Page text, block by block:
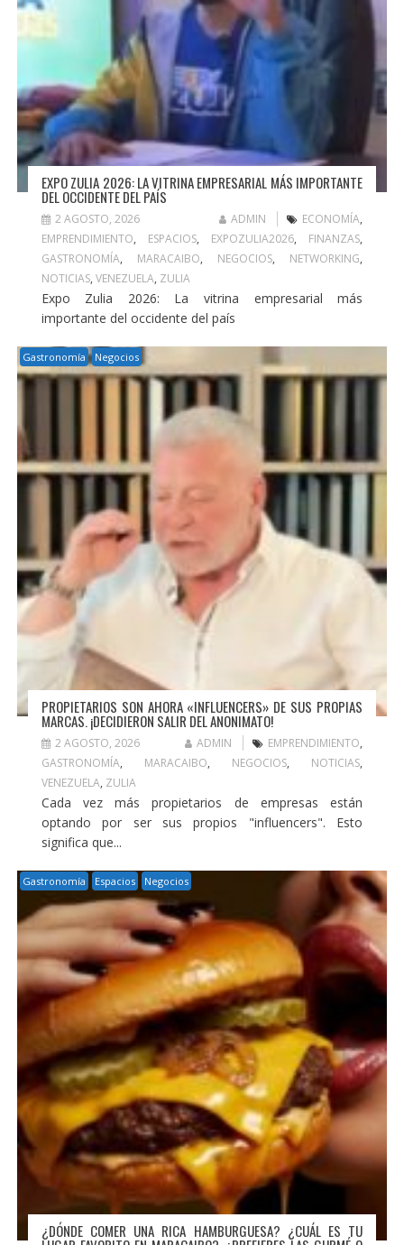
EXPO ZULIA 2026: LA VITRINA EMPRESARIAL MÁS IMPORTANTE
DEL OCCIDENTE DEL PAÍS
2 AGOSTO, 2026 ADMIN ECONOMÍA,
EMPRENDIMIENTO, ESPACIOS, EXPOZULIA2026, FINANZAS,
GASTRONOMÍA, MARACAIBO, NEGOCIOS, NETWORKING,
NOTICIAS, VENEZUELA, ZULIA
Expo Zulia 2026: La vitrina empresarial más
importante del occidente del país
Gastronomía Negocios
PROPIETARIOS SON AHORA «INFLUENCERS» DE SUS PROPIAS
MARCAS. ¡DECIDIERON SALIR DEL ANONIMATO!
2 AGOSTO, 2026 ADMIN EMPRENDIMIENTO,
GASTRONOMÍA, MARACAIBO, NEGOCIOS, NOTICIAS,
VENEZUELA, ZULIA
Cada vez más propietarios de empresas están
optando por ser sus propios "influencers". Esto
significa que...
Gastronomía Espacios Negocios
¿DÓNDE COMER UNA RICA HAMBURGUESA? ¿CUÁL ES TU